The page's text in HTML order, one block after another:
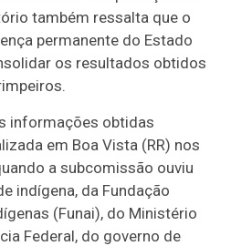
também ressalta que o
permanente do Estado
os resultados obtidos
informações obtidas
em Boa Vista (RR) nos
a subcomissão ouviu
indígena, da Fundação
(Funai), do Ministério
Federal, do governo de